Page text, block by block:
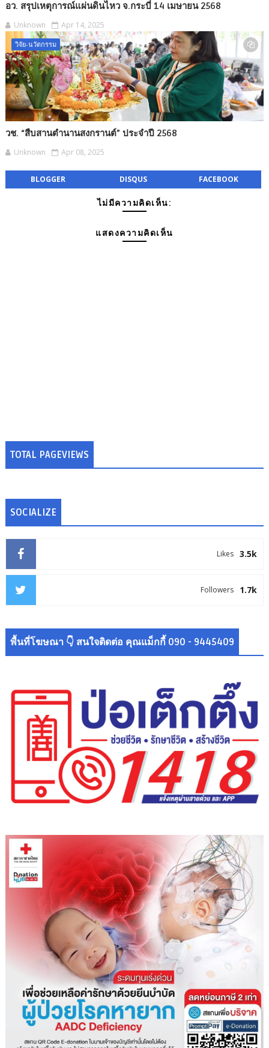
อว. สรุปเหตุการณ์แผ่นดินไหว จ.กระบี่ 14 เมษายน 2568
Unknown Apr 14, 2025
วิจัย-นวัตกรรม
วช. “สืบสานตำนานสงกรานต์” ประจำปี 2568
Unknown Apr 08, 2025
BLOGGER DISQUS FACEBOOK
ไม่มีความคิดเห็น:
แสดงความคิดเห็น
TOTAL PAGEVIEWS
SOCIALIZE
3.5k
Likes
1.7k
Followers
พื้นที่โฆษณา 👇 สนใจติดต่อ คุณแม็กกี้ 090 - 9445409